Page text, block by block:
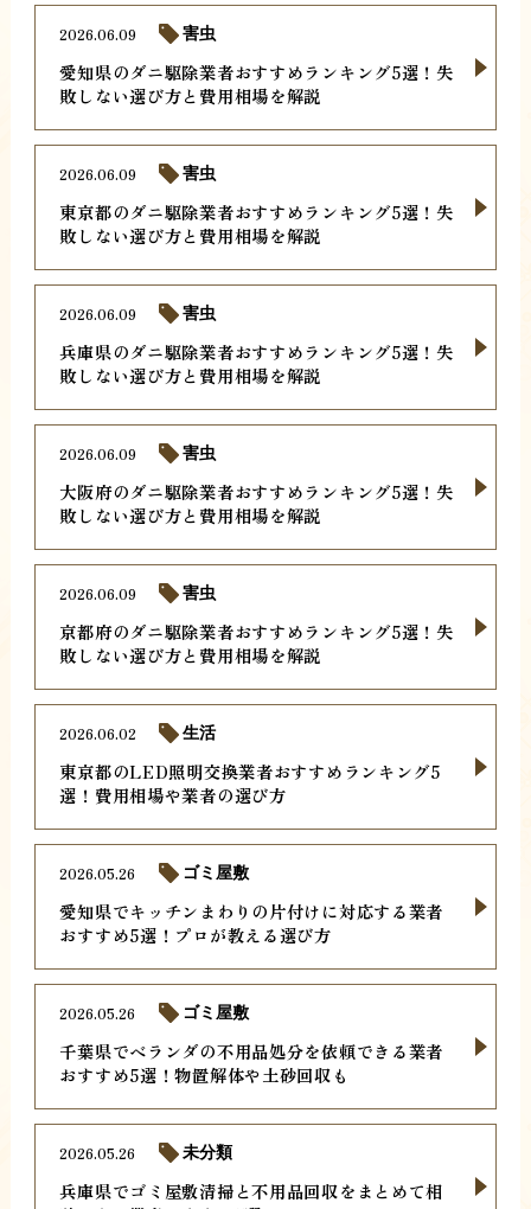
愛知県のダニ駆除業者おすすめランキング5選！失
敗しない選び方と費用相場を解説
2026.06.09 害虫
東京都のダニ駆除業者おすすめランキング5選！失
敗しない選び方と費用相場を解説
2026.06.09 害虫
兵庫県のダニ駆除業者おすすめランキング5選！失
敗しない選び方と費用相場を解説
2026.06.09 害虫
大阪府のダニ駆除業者おすすめランキング5選！失
敗しない選び方と費用相場を解説
2026.06.09 害虫
京都府のダニ駆除業者おすすめランキング5選！失
敗しない選び方と費用相場を解説
2026.06.09 害虫
東京都のLED照明交換業者おすすめランキング5
選！費用相場や業者の選び方
2026.06.02 生活
愛知県でキッチンまわりの片付けに対応する業者
おすすめ5選！プロが教える選び方
2026.05.26 ゴミ屋敷
千葉県でベランダの不用品処分を依頼できる業者
おすすめ5選！物置解体や土砂回収も
2026.05.26 ゴミ屋敷
兵庫県でゴミ屋敷清掃と不用品回収をまとめて相
2026.05.26 未分類